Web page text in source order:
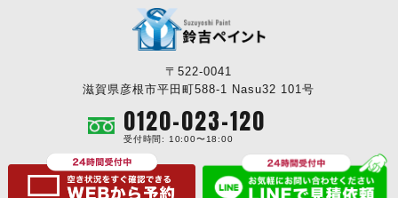
〒522-0041
滋賀県彦根市平田町588-1 Nasu32 101号
0120-023-120
受付時間: 10:00〜18:00